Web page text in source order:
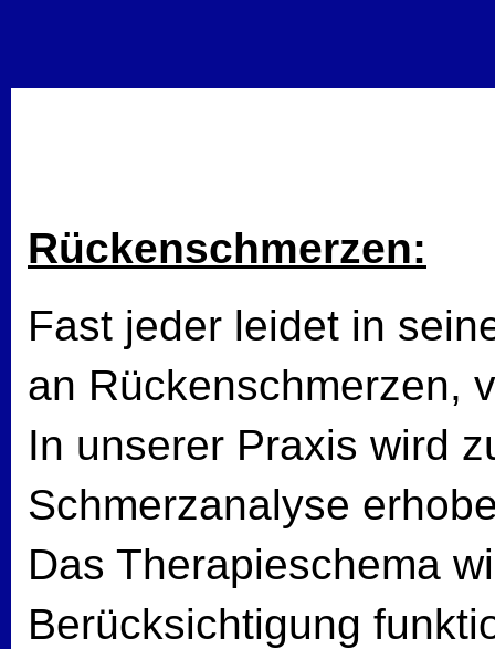
Rückenschmerzen:
Fast jeder leidet in
an Rückenschmerzen,
In unserer Praxis wird
Schmerzanalyse
Das Therapieschema
Berücksichtigung